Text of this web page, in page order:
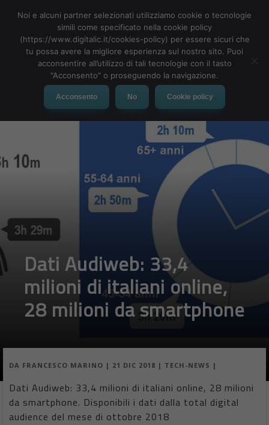
MENU
Dati Audiweb: 33,4
milioni di italiani online,
28 milioni da smartphone
DA FRANCESCO MARINO | 21 DIC 2018 | TECH-NEWS |
Dati Audiweb: 33,4 milioni di italiani online, 28 milioni
da smartphone. Disponibili i dati dalla total digital
audience del mese di ottobre 2018
Noi e alcuni partner selezionati utilizziamo cookie o tecnologie
simili come specificato nella cookie policy
(https://www.digitalic.it/cookies-policy) per essere sicuri che
tu possa avere la migliore esperienza sul nostro sito. Puoi
acconsentire all’utilizzo di tali tecnologie con il tasto
"Acconsento" o proseguendo la navigazione.
Acconsento No Cookie policy